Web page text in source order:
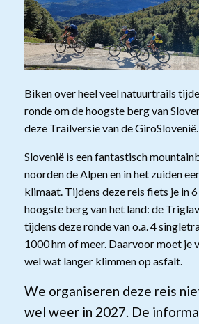
Biken over heel veel natuurtrails
ronde om de hoogste berg van
deze Trailversie van de GiroSlovenië.
Slovenië is een fantastisch
noorden de Alpen en in het zuiden
klimaat. Tijdens deze reis fiets je in
hoogste berg van het land: de
tijdens deze ronde van o.a. 4
1000 hm of meer. Daarvoor moet je
wel wat langer klimmen op asfalt.
We organiseren deze reis
wel weer in 2027. De